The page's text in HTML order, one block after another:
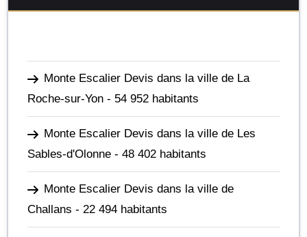
Monte Escalier Devis dans la ville de La
Roche-sur-Yon - 54 952 habitants
Monte Escalier Devis dans la ville de Les
Sables-d'Olonne - 48 402 habitants
Monte Escalier Devis dans la ville de
Challans - 22 494 habitants